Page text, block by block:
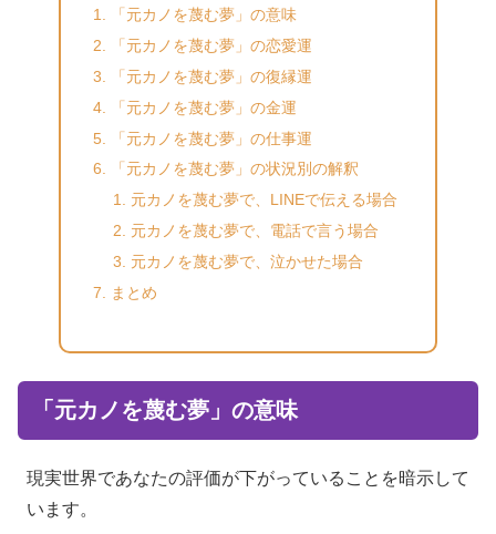
「元カノを蔑む夢」の意味
「元カノを蔑む夢」の恋愛運
「元カノを蔑む夢」の復縁運
「元カノを蔑む夢」の金運
「元カノを蔑む夢」の仕事運
「元カノを蔑む夢」の状況別の解釈
元カノを蔑む夢で、LINEで伝える場合
元カノを蔑む夢で、電話で言う場合
元カノを蔑む夢で、泣かせた場合
まとめ
「元カノを蔑む夢」の意味
現実世界であなたの評価が下がっていることを暗示して
います。